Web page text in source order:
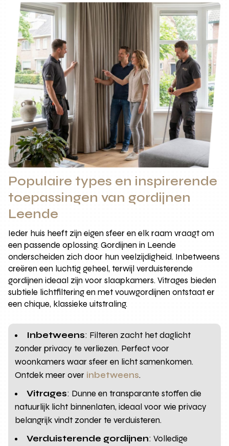
Populaire types en inspirerende
toepassingen van gordijnen
Leende
Ieder huis heeft zijn eigen sfeer en elk raam vraagt om
een passende oplossing. Gordijnen in Leende
onderscheiden zich door hun veelzijdigheid. Inbetweens
creëren een luchtig geheel, terwijl verduisterende
gordijnen ideaal zijn voor slaapkamers. Vitrages bieden
subtiele lichtfiltering en met vouwgordijnen ontstaat er
een chique, klassieke uitstraling.
Inbetweens: Filteren zacht het daglicht
zonder privacy te verliezen. Perfect voor
woonkamers waar sfeer en licht samenkomen.
Ontdek meer over inbetweens.
Vitrages: Dunne en transparante stoffen die
natuurlijk licht binnenlaten, ideaal voor wie privacy
belangrijk vindt zonder te verduisteren.
Verduisterende gordijnen: Volledige